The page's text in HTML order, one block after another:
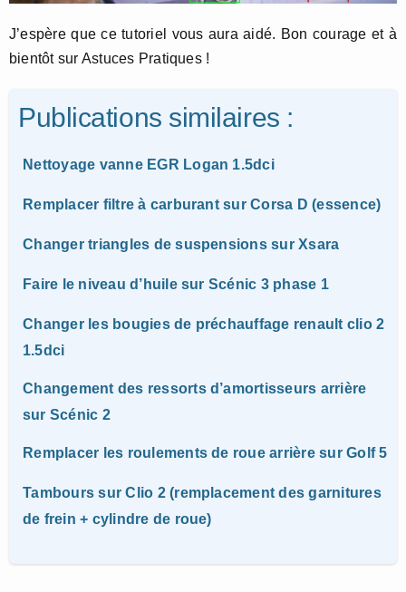
J’espère que ce tutoriel vous aura aidé. Bon courage et à
bientôt sur Astuces Pratiques !
Publications similaires :
Nettoyage vanne EGR Logan 1.5dci
Remplacer filtre à carburant sur Corsa D (essence)
Changer triangles de suspensions sur Xsara
Faire le niveau d’huile sur Scénic 3 phase 1
Changer les bougies de préchauffage renault clio 2
1.5dci
Changement des ressorts d’amortisseurs arrière
sur Scénic 2
Remplacer les roulements de roue arrière sur Golf 5
Tambours sur Clio 2 (remplacement des garnitures
de frein + cylindre de roue)